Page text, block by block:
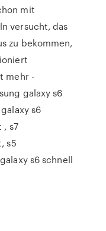
mit
versucht, das
zu bekommen,
mehr -
galaxy s6
s6
, s7
s5
s6 schnell